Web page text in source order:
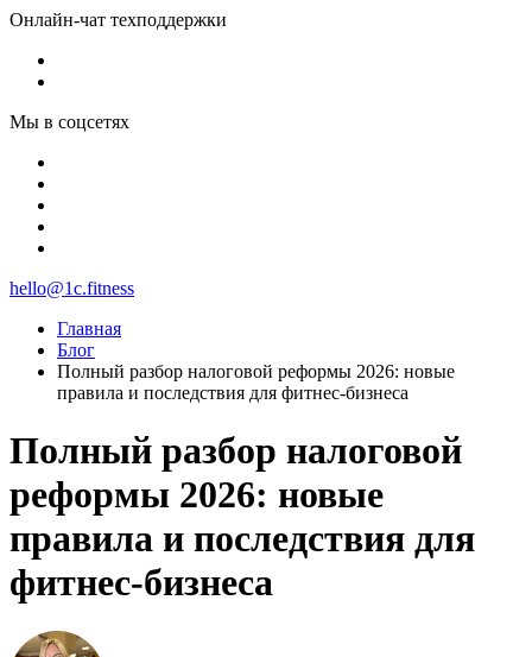
Онлайн-чат техподдержки
Мы в соцсетях
hello@1c.fitness
Главная
Блог
Полный разбор налоговой реформы 2026: новые
правила и последствия для фитнес-бизнеса
Полный разбор налоговой
реформы 2026: новые
правила и последствия для
фитнес-бизнеса